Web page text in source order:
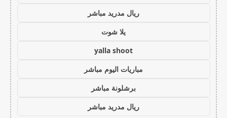
ريال مدريد مباشر
يلا شوت
yalla shoot
مباريات اليوم مباشر
برشلونة مباشر
ريال مدريد مباشر